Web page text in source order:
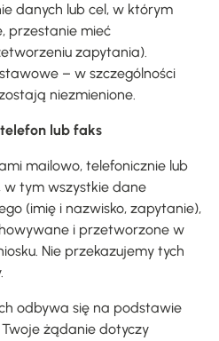
danych lub cel, w którym
przestanie mieć
zapytania).
– w szczególności
niezmienione.
lub faks
mailowo, telefonicznie lub
w tym wszystkie dane
(imię i nazwisko, zapytanie),
i przetworzone w
Nie przekazujemy tych
odbywa się na podstawie
Twoje żądanie dotyczy